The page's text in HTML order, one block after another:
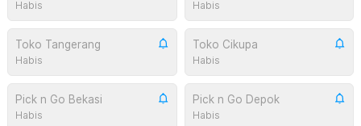
Habis Habis
Toko Tangerang
Habis
Toko Cikupa
Habis
Pick n Go Bekasi
Habis
Pick n Go Depok
Habis